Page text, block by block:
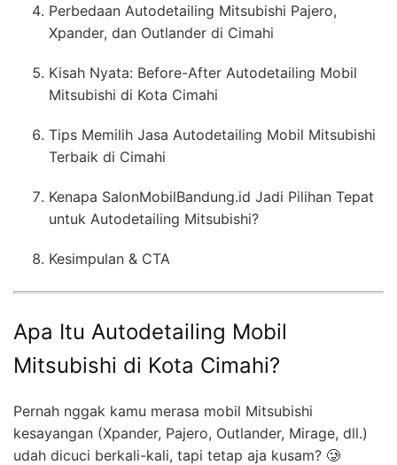
Perbedaan Autodetailing Mitsubishi Pajero,
Xpander, dan Outlander di Cimahi
Kisah Nyata: Before-After Autodetailing Mobil
Mitsubishi di Kota Cimahi
Tips Memilih Jasa Autodetailing Mobil Mitsubishi
Terbaik di Cimahi
Kenapa SalonMobilBandung.id Jadi Pilihan Tepat
untuk Autodetailing Mitsubishi?
Kesimpulan & CTA
Apa Itu Autodetailing Mobil
Mitsubishi di Kota Cimahi?
Pernah nggak kamu merasa mobil Mitsubishi
kesayangan (Xpander, Pajero, Outlander, Mirage, dll.)
udah dicuci berkali-kali, tapi tetap aja kusam? 🥲